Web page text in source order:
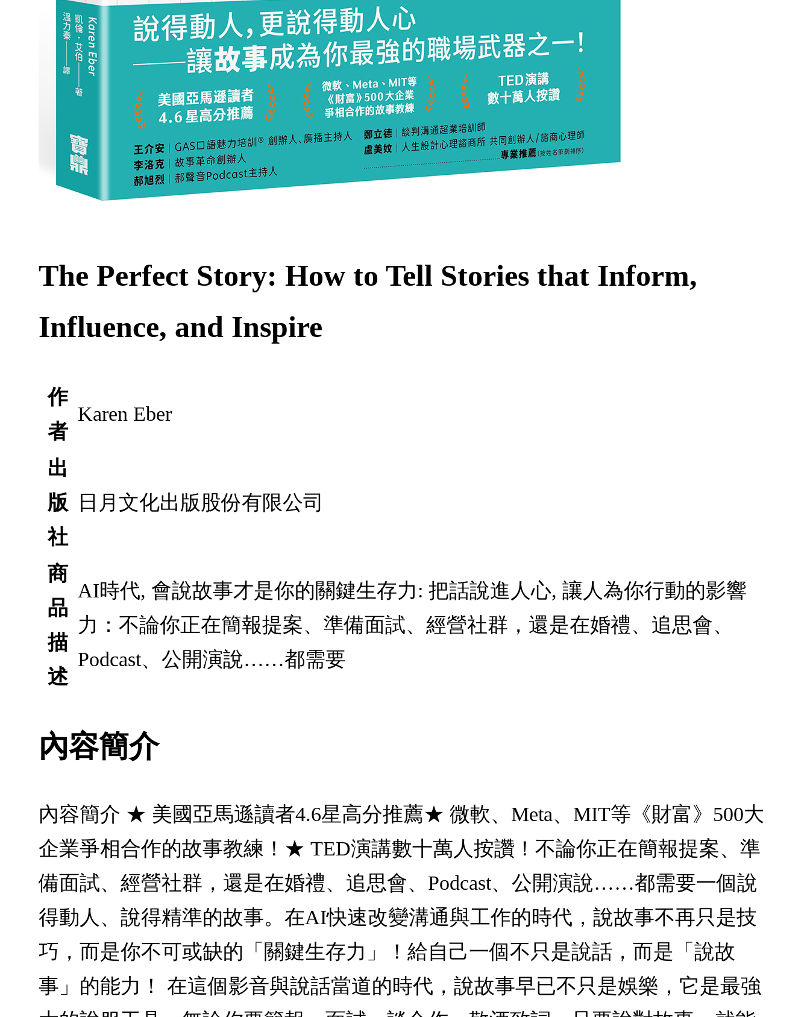
The Perfect Story: How to Tell Stories that Inform,
Influence, and Inspire
作
者
Karen Eber
出
版
社
日月文化出版股份有限公司
商
品
描
述
AI時代, 會說故事才是你的關鍵生存力: 把話說進人心, 讓人為你行動的影響
力：不論你正在簡報提案、準備面試、經營社群，還是在婚禮、追思會、
Podcast、公開演說……都需要
內容簡介
內容簡介 ★ 美國亞馬遜讀者4.6星高分推薦★ 微軟、Meta、MIT等《財富》500大
企業爭相合作的故事教練！★ TED演講數十萬人按讚！不論你正在簡報提案、準
備面試、經營社群，還是在婚禮、追思會、Podcast、公開演說……都需要一個說
得動人、說得精準的故事。在AI快速改變溝通與工作的時代，說故事不再只是技
巧，而是你不可或缺的「關鍵生存力」！給自己一個不只是說話，而是「說故
事」的能力！ 在這個影音與說話當道的時代，說故事早已不只是娛樂，它是最強